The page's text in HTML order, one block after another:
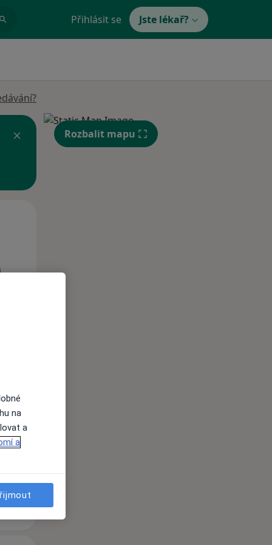
Přihlásit se Jste lékař?
Rozbalit mapu
na
a
a